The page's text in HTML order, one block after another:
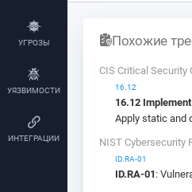
УГРОЗЫ
УЯЗВИМОСТИ
ИНТЕГРАЦИИ
Похожие
CIS Critical Security
16.12
16.12
Apply static and
NIST Cybersecurity
ID.RA-01
ID.RA-01 :